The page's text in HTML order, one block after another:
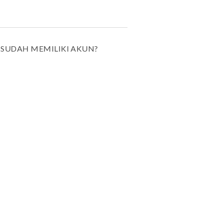
SUDAH MEMILIKI AKUN?